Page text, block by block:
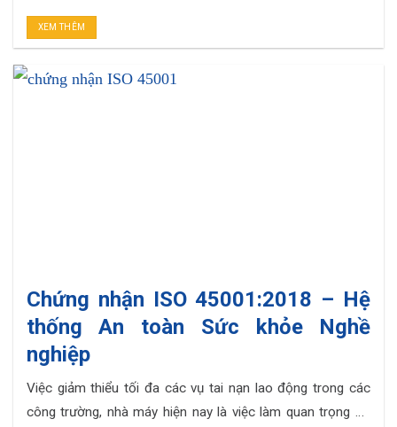
tâm đến việc đạt được yêu cầu tiêu chuẩn cao nhất về
một cơ sở sản xuất đáp ứng tốt nhu cầu. Trong bài viết
XEM THÊM
Chứng nhận ISO 45001:2018 – Hệ
thống An toàn Sức khỏe Nghề
nghiệp
Việc giảm thiểu tối đa các vụ tai nạn lao động trong các
công trường, nhà máy hiện nay là việc làm quan trọng để